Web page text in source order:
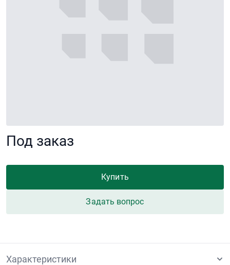
Под заказ
Купить
Задать вопрос
Характеристики